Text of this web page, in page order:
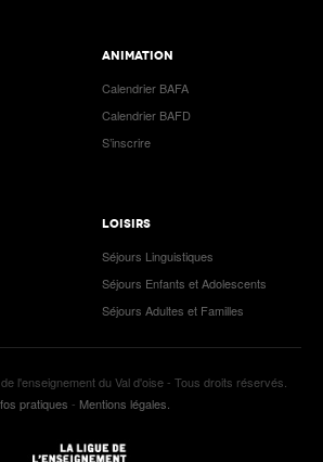
ANIMATION
Calendrier BAFA
Calendrier BAFD
S’inscrire
LOISIRS
Séjours Linguistiques
Séjours Enfants et Adolescents
Séjours Adultes et Familles
l'enseignement du Val d'oise - Tous droits réservés.
pratiques - Mentions légales.